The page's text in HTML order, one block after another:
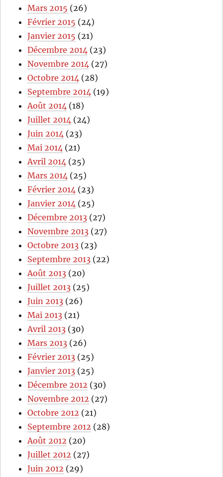
Mars 2015 (26)
Février 2015 (24)
Janvier 2015 (21)
Décembre 2014 (23)
Novembre 2014 (27)
Octobre 2014 (28)
Septembre 2014 (19)
Août 2014 (18)
Juillet 2014 (24)
Juin 2014 (23)
Mai 2014 (21)
Avril 2014 (25)
Mars 2014 (25)
Février 2014 (23)
Janvier 2014 (25)
Décembre 2013 (27)
Novembre 2013 (27)
Octobre 2013 (23)
Septembre 2013 (22)
Août 2013 (20)
Juillet 2013 (25)
Juin 2013 (26)
Mai 2013 (21)
Avril 2013 (30)
Mars 2013 (26)
Février 2013 (25)
Janvier 2013 (25)
Décembre 2012 (30)
Novembre 2012 (27)
Octobre 2012 (21)
Septembre 2012 (28)
Août 2012 (20)
Juillet 2012 (27)
Juin 2012 (29)